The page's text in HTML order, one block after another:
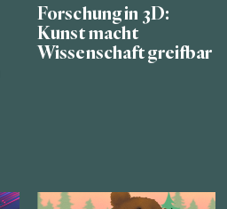
Forschung in 3D:
Kunst macht
Wissenschaft greifbar